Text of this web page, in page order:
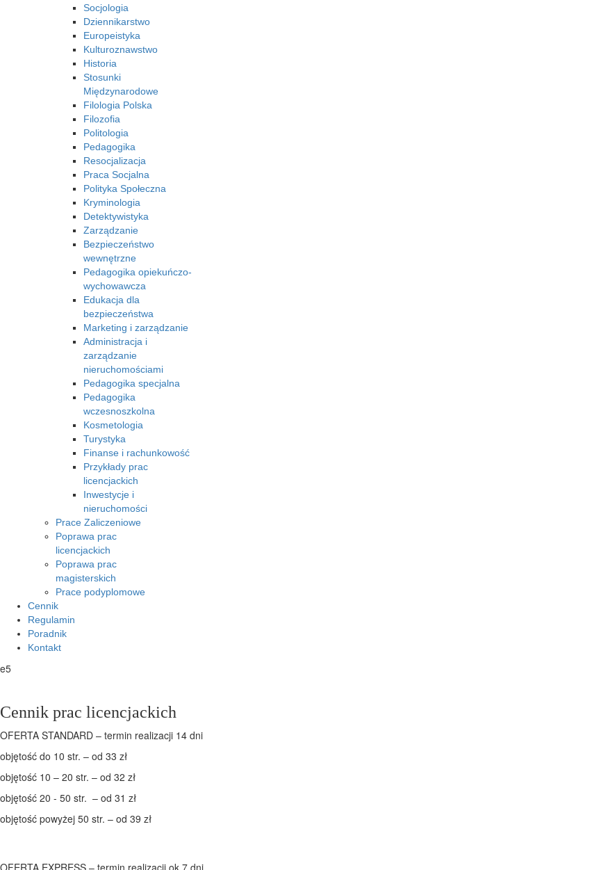
Socjologia
Dziennikarstwo
Europeistyka
Kulturoznawstwo
Historia
Stosunki
Międzynarodowe
Filologia Polska
Filozofia
Politologia
Pedagogika
Resocjalizacja
Praca Socjalna
Polityka Społeczna
Kryminologia
Detektywistyka
Zarządzanie
Bezpieczeństwo
wewnętrzne
Pedagogika opiekuńczo-
wychowawcza
Edukacja dla
bezpieczeństwa
Marketing i zarządzanie
Administracja i
zarządzanie
nieruchomościami
Pedagogika specjalna
Pedagogika
wczesnoszkolna
Kosmetologia
Turystyka
Finanse i rachunkowość
Przykłady prac
licencjackich
Inwestycje i
nieruchomości
Prace Zaliczeniowe
Poprawa prac
licencjackich
Poprawa prac
magisterskich
Prace podyplomowe
Cennik
Regulamin
Poradnik
Kontakt
e5
Cennik prac licencjackich
OFERTA STANDARD – termin realizacji 14 dni
objętość do 10 str. – od 33 zł
objętość 10 – 20 str. – od 32 zł
objętość 20 - 50 str. – od 31 zł
objętość powyżej 50 str. – od 39 zł
OFERTA EXPRESS – termin realizacji ok 7 dni